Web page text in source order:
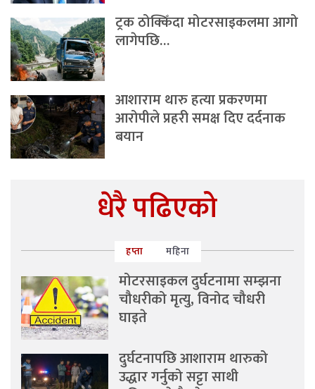
ट्रक ठोक्किँदा मोटरसाइकलमा आगो
लागेपछि…
आशाराम थारु हत्या प्रकरणमा
आरोपीले प्रहरी समक्ष दिए दर्दनाक
बयान
धेरै पढिएको
हप्ता महिना
मोटरसाइकल दुर्घटनामा सम्झना
चौधरीको मृत्यु, विनोद चौधरी
घाइते
दुर्घटनापछि आशाराम थारुको
उद्धार गर्नुको सट्टा साथी